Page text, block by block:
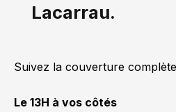
Lacarrau.
Suivez la couverture complète
Le 13H à vos côtés